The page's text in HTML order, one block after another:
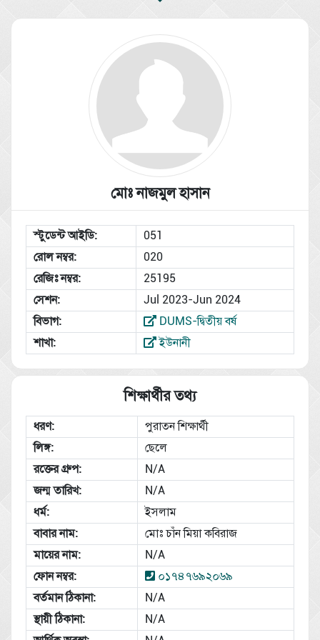
মোঃ নাজমুল হাসান
স্টুডেন্ট আইডি:
051
রোল নম্বর:
020
রেজিঃ নম্বর:
25195
সেশন:
Jul 2023-Jun 2024
বিভাগ:
DUMS-দ্বিতীয় বর্ষ
শাখা:
ইউনানী
শিক্ষার্থীর তথ্য
ধরণ:
পুরাতন শিক্ষার্থী
লিঙ্গ:
ছেলে
রক্তের গ্রুপ:
N/A
জন্ম তারিখ:
N/A
ধর্ম:
ইসলাম
বাবার নাম:
মোঃ চাঁন মিয়া কবিরাজ
মায়ের নাম:
N/A
ফোন নম্বর:
০১৭৪৭৬৯২০৬৯
বর্তমান ঠিকানা:
N/A
স্থায়ী ঠিকানা:
N/A